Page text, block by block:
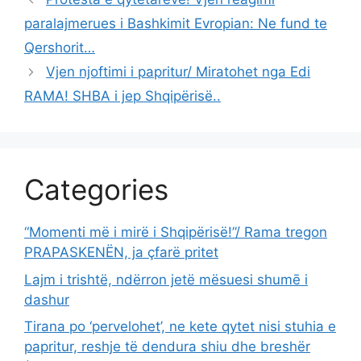
paralajmerues i Bashkimit Evropian: Ne fund te
Qershorit…
Vjen njoftimi i papritur/ Miratohet nga Edi
RAMA! SHBA i jep Shqipërisë..
Categories
“Momenti më i mirë i Shqipërisë!”/ Rama tregon
PRAPASKENËN, ja çfarë pritet
Lajm i trishtë, ndërron jetë mësuesi shumē i
dashur
Tirana po ‘pervelohet’, ne kete qytet nisi stuhia e
papritur, reshje të dendura shiu dhe breshër